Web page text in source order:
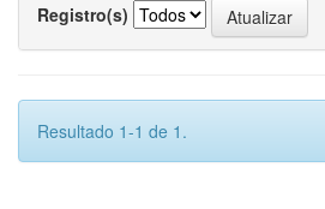
Registro(s)
Resultado 1-1 de 1.